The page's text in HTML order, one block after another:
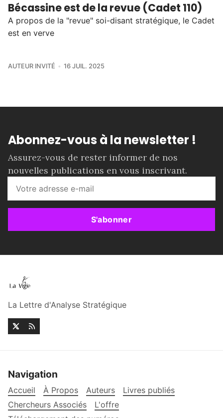
Bécassine est de la revue (Cadet 110)
A propos de la "revue" soi-disant stratégique, le Cadet
est en verve
AUTEUR INVITÉ 16 JUIL. 2025
Abonnez-vous à la newsletter !
Assurez-vous de rester informer de nos
nouvelles publications en vous inscrivant.
S'abonner
La Lettre d'Analyse Stratégique
Navigation
Accueil À Propos Auteurs
Livres publiés
Chercheurs Associés
L'offre